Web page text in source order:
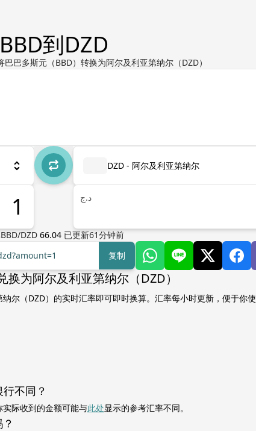
BBD到DZD
巴多斯元（BBD）转换为阿尔及利亚第纳尔（DZD）
DZD - 阿尔及利亚第纳尔
د.ج
BBD/DZD 66.04 已更新61分钟前
复制
为阿尔及利亚第纳尔（DZD）
尔（DZD）的实时汇率即可即时换算。汇率每小时更新，便于你使
不同？
际收到的金额可能与此处显示的参考汇率不同。